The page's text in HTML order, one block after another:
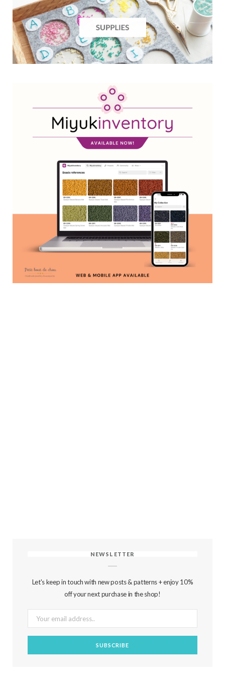
NEWSLETTER
Let's keep in touch with new posts & patterns + enjoy 10%
off your next purchase in the shop!